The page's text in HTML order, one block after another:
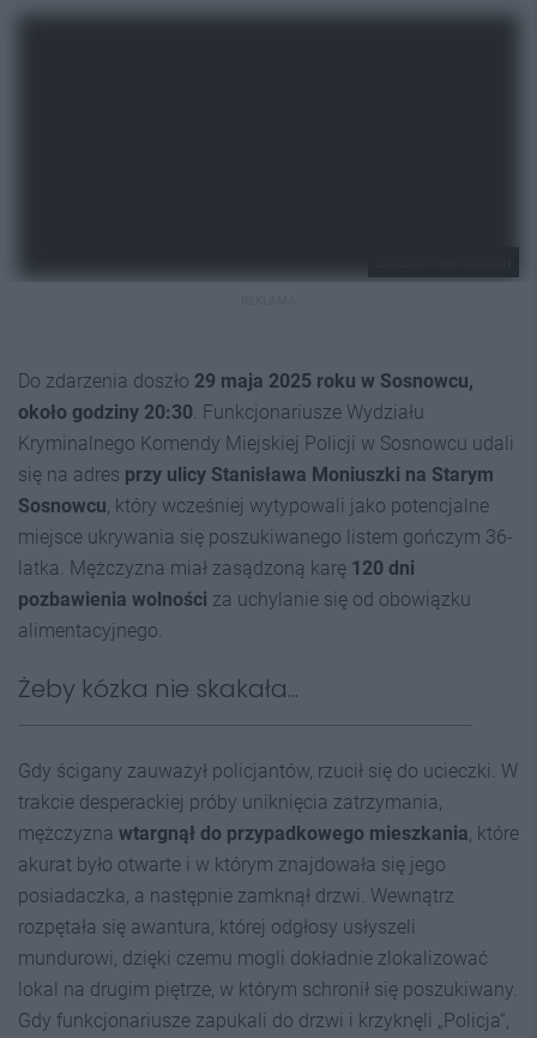
Do zdarzenia doszło 29 maja 2025 roku w Sosnowcu,
około godziny 20:30 . Funkcjonariusze Wydziału
Kryminalnego Komendy Miejskiej Policji w Sosnowcu udali
się na adres przy ulicy Stanisława Moniuszki na Starym
Sosnowcu , który wcześniej wytypowali jako potencjalne
miejsce ukrywania się poszukiwanego listem gończym 36-
latka. Mężczyzna miał zasądzoną karę 120 dni
pozbawienia wolności za uchylanie się od obowiązku
alimentacyjnego.
Żeby kózka nie skakała...
Gdy ścigany zauważył policjantów, rzucił się do ucieczki. W
trakcie desperackiej próby uniknięcia zatrzymania,
mężczyzna wtargnął do przypadkowego mieszkania , które
akurat było otwarte i w którym znajdowała się jego
posiadaczka, a następnie zamknął drzwi. Wewnątrz
rozpętała się awantura, której odgłosy usłyszeli
mundurowi, dzięki czemu mogli dokładnie zlokalizować
lokal na drugim piętrze, w którym schronił się poszukiwany.
Gdy funkcjonariusze zapukali do drzwi i krzyknęli „Policja”,